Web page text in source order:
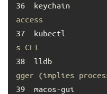
access
s CLI
gger (implies